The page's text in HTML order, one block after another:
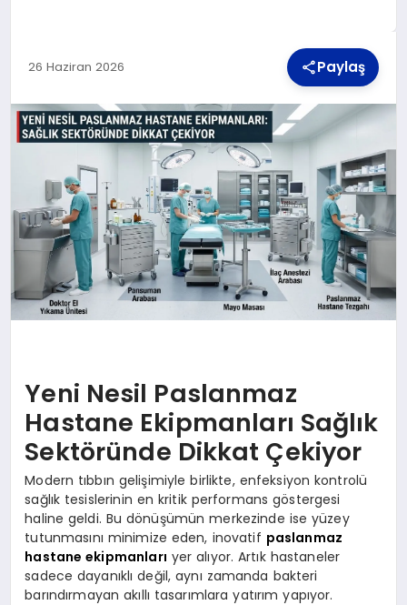
TEKNOLOJI
MAGAZIN
YAŞAM
26 Haziran 2026 Paylaş
Yeni Nesil Paslanmaz
Hastane Ekipmanları Sağlık
Sektöründe Dikkat Çekiyor
Modern tıbbın gelişimiyle birlikte, enfeksiyon kontrolü
sağlık tesislerinin en kritik performans göstergesi
haline geldi. Bu dönüşümün merkezinde ise yüzey
tutunmasını minimize eden, inovatif paslanmaz
hastane ekipmanları yer alıyor. Artık hastaneler
sadece dayanıklı değil, aynı zamanda bakteri
barındırmayan akıllı tasarımlara yatırım yapıyor.